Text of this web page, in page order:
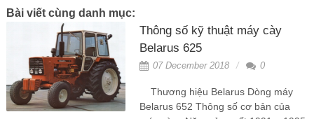
Bài viết cùng danh mục:
Thông số kỹ thuật máy cày
Belarus 625
07 December 2018 0
Thương hiệu Belarus Dòng máy
Belarus 652 Thông số cơ bản của